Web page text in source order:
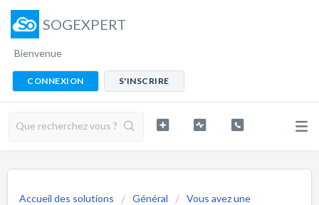
SOGEXPERT
Bienvenue
CONNEXION S'INSCRIRE
Accueil des solutions Général
Vous avez une